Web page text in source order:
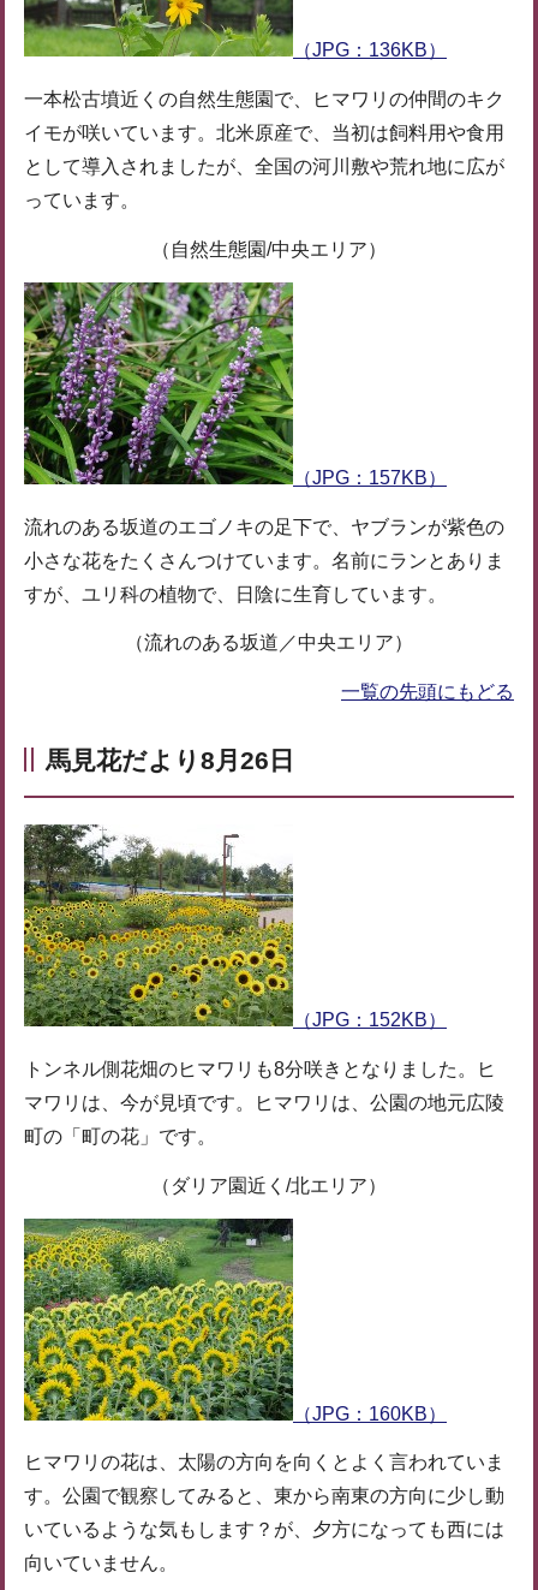
（JPG：136KB）
一本松古墳近くの自然生態園で、ヒマワリの仲間のキク
イモが咲いています。北米原産で、当初は飼料用や食用
として導入されましたが、全国の河川敷や荒れ地に広が
っています。
（自然生態園/中央エリア）
（JPG：157KB）
流れのある坂道のエゴノキの足下で、ヤブランが紫色の
小さな花をたくさんつけています。名前にランとありま
すが、ユリ科の植物で、日陰に生育しています。
（流れのある坂道／中央エリア）
一覧の先頭にもどる
馬見花だより8月26日
（JPG：152KB）
トンネル側花畑のヒマワリも8分咲きとなりました。ヒ
マワリは、今が見頃です。ヒマワリは、公園の地元広陵
町の「町の花」です。
（ダリア園近く/北エリア）
（JPG：160KB）
ヒマワリの花は、太陽の方向を向くとよく言われていま
す。公園で観察してみると、東から南東の方向に少し動
いているような気もします？が、夕方になっても西には
向いていません。